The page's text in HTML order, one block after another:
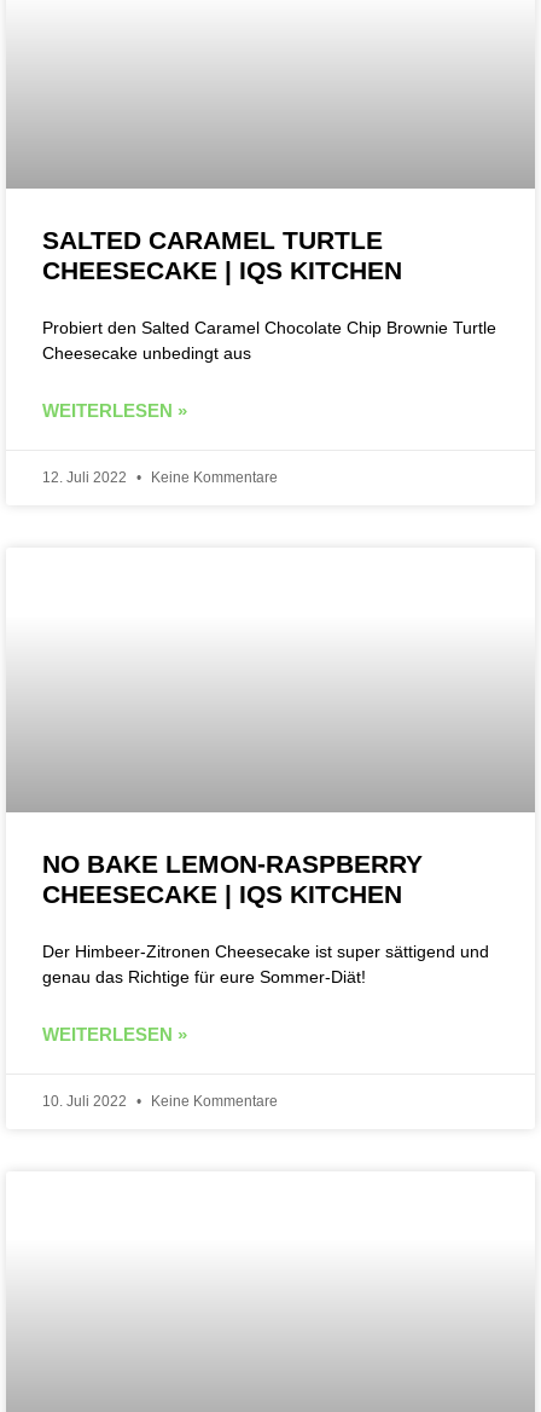
SALTED CARAMEL TURTLE
CHEESECAKE | IQS KITCHEN
Probiert den Salted Caramel Chocolate Chip Brownie Turtle
Cheesecake unbedingt aus
WEITERLESEN »
12. Juli 2022 Keine Kommentare
NO BAKE LEMON-RASPBERRY
CHEESECAKE | IQS KITCHEN
Der Himbeer-Zitronen Cheesecake ist super sättigend und
genau das Richtige für eure Sommer-Diät!
WEITERLESEN »
10. Juli 2022 Keine Kommentare